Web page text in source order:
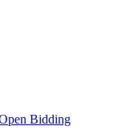
Bidding